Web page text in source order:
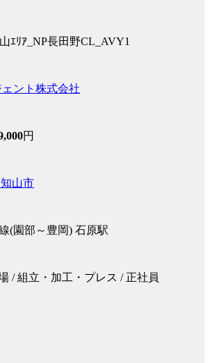
ｴﾘｱ_NP長田野CL_AVY1
ント株式会社
円
山市
(園部～豊岡) 石原駅
/ 組立・加工・プレス / 正社員